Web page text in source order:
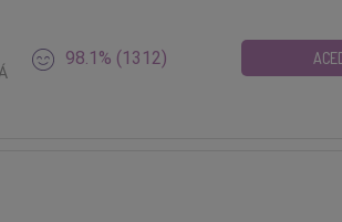
98.1% (1312)